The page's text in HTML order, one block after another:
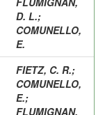
D. L.;
COMUNELLO,
E.
FIETZ, C. R.;
COMUNELLO,
E.;
FLUMIGNAN,